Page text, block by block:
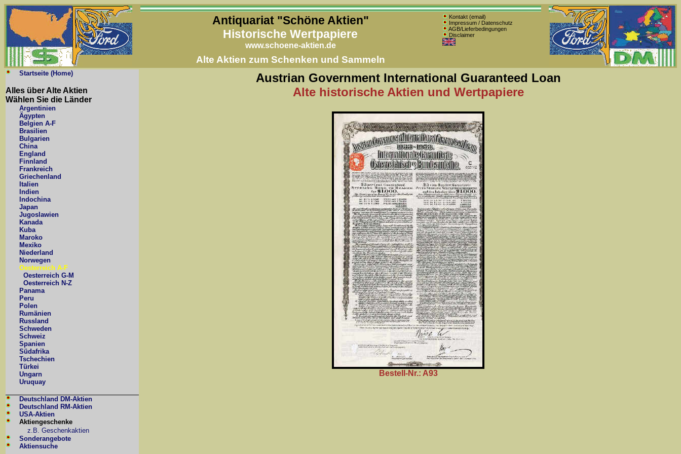
Antiquariat "Schöne Aktien"
Historische Wertpapiere
www.schoene-aktien.de
Kontakt (email)
Impressum / Datenschutz
AGB/Lieferbedingungen
Disclaimer
Alte Aktien zum Schenken und Sammeln
Startseite (Home)
Alles über Alte Aktien
Wählen Sie die Länder
Argentinien
Ägypten
Belgien A-F
Brasilien
Bulgarien
China
England
Finnland
Frankreich
Griechenland
Italien
Indien
Indochina
Japan
Jugoslawien
Kanada
Kuba
Maroko
Mexiko
Niederland
Norwegen
Oesterreich A-F
Oesterreich G-M
Oesterreich N-Z
Panama
Peru
Polen
Rumänien
Russland
Schweden
Schweiz
Spanien
Südafrika
Tschechien
Türkei
Ungarn
Uruquay
Deutschland DM-Aktien
Deutschland RM-Aktien
USA-Aktien
Aktiengeschenke
z.B. Geschenkaktien
Sonderangebote
Aktiensuche
Austrian Government International Guaranteed Loan
Alte historische Aktien und Wertpapiere
Bestell-Nr.: A93